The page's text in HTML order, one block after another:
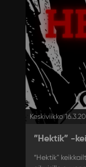
Keskiviikko
”Hektik” -
“Hektik"